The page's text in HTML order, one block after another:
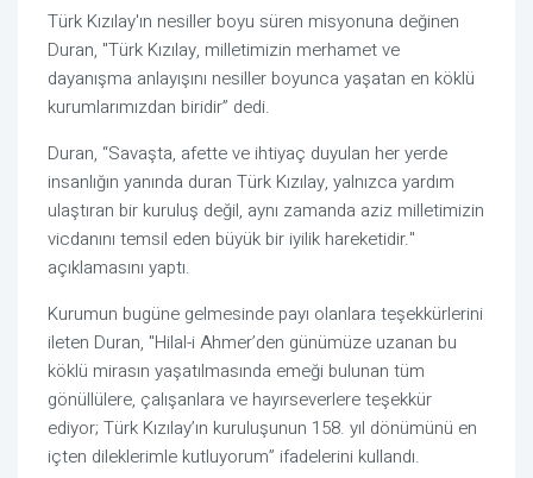
Türk Kızılay'ın nesiller boyu süren misyonuna değinen
Duran, "Türk Kızılay, milletimizin merhamet ve
dayanışma anlayışını nesiller boyunca yaşatan en köklü
kurumlarımızdan biridir” dedi.
Duran, “Savaşta, afette ve ihtiyaç duyulan her yerde
insanlığın yanında duran Türk Kızılay, yalnızca yardım
ulaştıran bir kuruluş değil, aynı zamanda aziz milletimizin
vicdanını temsil eden büyük bir iyilik hareketidir."
açıklamasını yaptı.
Kurumun bugüne gelmesinde payı olanlara teşekkürlerini
ileten Duran, "Hilal-i Ahmer’den günümüze uzanan bu
köklü mirasın yaşatılmasında emeği bulunan tüm
gönüllülere, çalışanlara ve hayırseverlere teşekkür
ediyor; Türk Kızılay’ın kuruluşunun 158. yıl dönümünü en
içten dileklerimle kutluyorum” ifadelerini kullandı.